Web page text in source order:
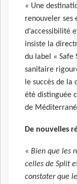
« Une
renouveler ses
d’accessibilité
insiste la
du label « Safe
sanitaire
le succès de la
été distinguée
de
De nouvelles
« Bien que les
celles de Split
constater que